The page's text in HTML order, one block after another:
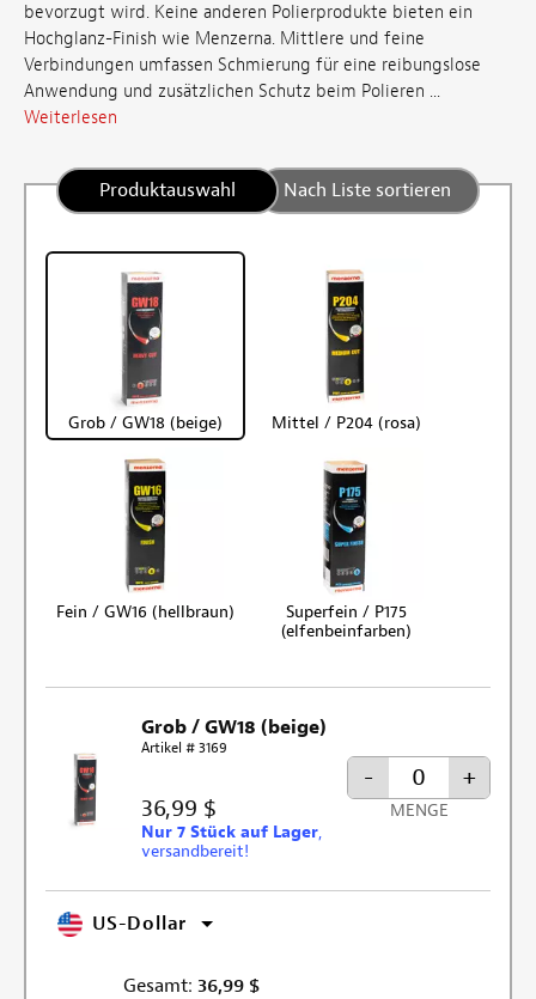
bevorzugt wird. Keine anderen Polierprodukte bieten ein
Hochglanz-Finish wie Menzerna. Mittlere und feine
Verbindungen umfassen Schmierung für eine reibungslose
Anwendung und zusätzlichen Schutz beim Polieren ...
Weiterlesen
Produktauswahl Nach Liste sortieren
Grob / GW18 (beige) Mittel / P204 (rosa)
Fein / GW16 (hellbraun)
Superfein / P175
(elfenbeinfarben)
Grob / GW18 (beige)
Artikel # 3169
36,99 $
Nur 7 Stück auf Lager,
versandbereit!
- +
MENGE
US-Dollar
Gesamt: 36,99 $